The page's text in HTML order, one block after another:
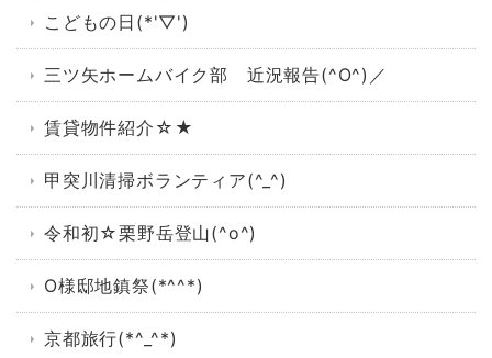
こどもの日(*'▽')
三ツ矢ホームバイク部 近況報告(^O^)／
賃貸物件紹介☆★
甲突川清掃ボランティア(^_^)
令和初☆栗野岳登山(^o^)
O様邸地鎮祭(*^^*)
京都旅行(*^_^*)